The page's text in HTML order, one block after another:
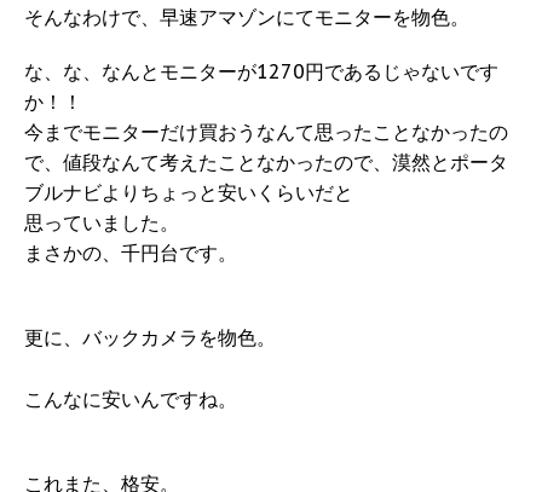
そんなわけで、早速アマゾンにてモニターを物色。
な、な、なんとモニターが1270円であるじゃないです
か！！
今までモニターだけ買おうなんて思ったことなかったの
で、値段なんて考えたことなかったので、漠然とポータ
ブルナビよりちょっと安いくらいだと
思っていました。
まさかの、千円台です。
更に、バックカメラを物色。
こんなに安いんですね。
これまた、格安。